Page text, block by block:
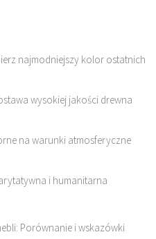
najmodniejszy kolor ostatnich
wysokiej jakości drewna
na warunki atmosferyczne
i humanitarna
Porównanie i wskazówki